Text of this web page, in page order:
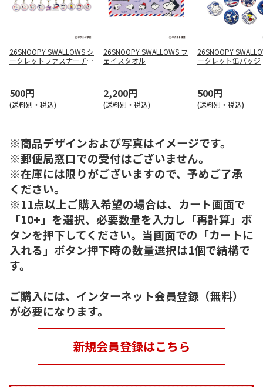
26SNOOPY SWALLOWS シ
ークレットファスナーチャ
500円
(送料別・税込)
26SNOOPY SWALLOWS フ
ェイスタオル
2,200円
(送料別・税込)
26SNOOPY
ークレット缶バッジ
500円
(送料別・税込)
※商品デザインおよび写真はイメージです。
※郵便局窓口での受付はございません。
※在庫には限りがございますので、予めご了承
ください。
※11点以上ご購入希望の場合は、カート画面で
「10+」を選択、必要数量を入力し「再計算」ボ
タンを押下してください。当画面での「カートに
入れる」ボタン押下時の数量選択は1個で結構で
す。
ご購入には、インターネット会員登録（無料）
が必要になります。
新規会員登録はこちら